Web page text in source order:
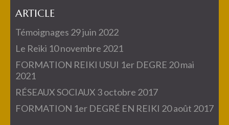
ARTICLE
Témoignages 29 juin 2022
Le Reiki 10 novembre 2021
FORMATION REIKI USUI 1er DEGRE 20 mai
2021
RÉSEAUX SOCIAUX 3 octobre 2017
FORMATION 1er DEGRÉ EN REIKI 20 août 2017